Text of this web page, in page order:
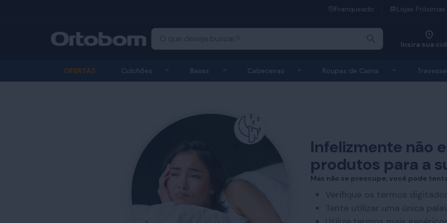
Franqueado Lojas Próximas
Insira sua
OFERTAS Colchões Exibir submenu de Colchões
Bases Exibir submenu de Bases
Cabeceiras Exibir submenu de Cabeceiras
Roupas de Cama Exibir
Infelizmente não
produtos para a
Mas não se preocupe, você pode
Verifique os termos
Tente utilizar uma única